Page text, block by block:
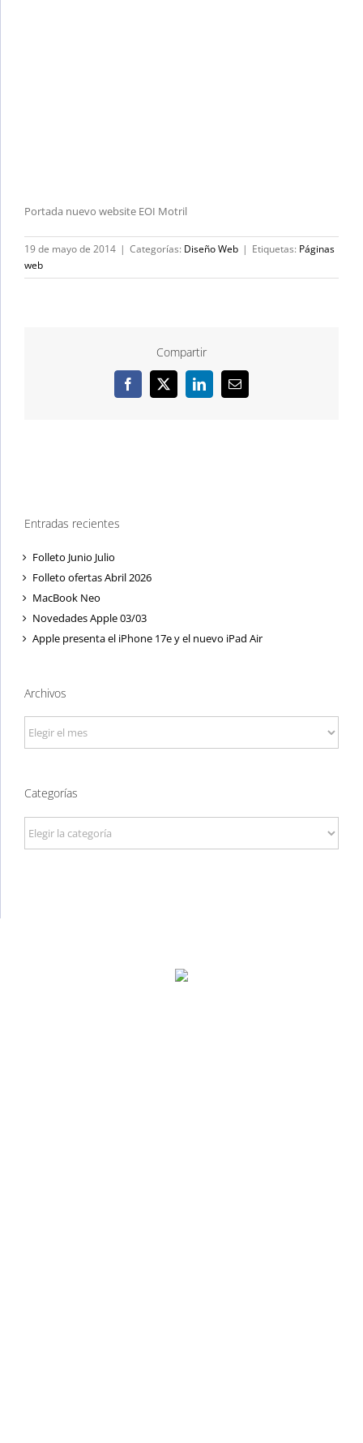
Portada nuevo website EOI Motril
19 de mayo de 2014 | Categorías: Diseño Web | Etiquetas: Páginas
web
Compartir
Facebook
X LinkedInCorreo
Entradas recientes
Folleto Junio Julio
Folleto ofertas Abril 2026
MacBook Neo
Novedades Apple 03/03
Apple presenta el iPhone 17e y el nuevo iPad Air
Archivos
Archivos
Categorías
Categorías